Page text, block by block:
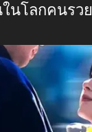
นโลกคนรวย